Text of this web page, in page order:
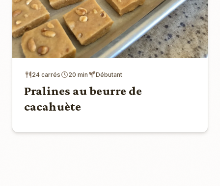
24 carrés 20 min Débutant
Pralines au beurre de
cacahuète